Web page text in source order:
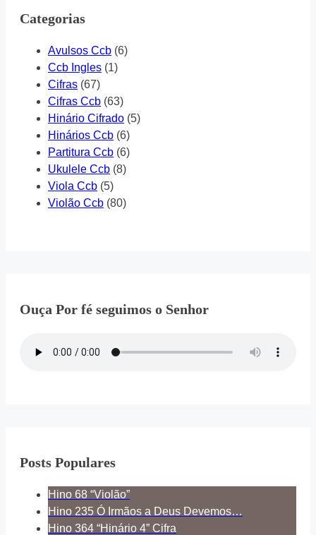
Categorias
Avulsos Ccb (6)
Ccb Ingles (1)
Cifras (67)
Cifras Ccb (63)
Hinário Cifrado (5)
Hinários Ccb (6)
Partitura Ccb (6)
Ukulele Ccb (8)
Viola Ccb (5)
Violão Ccb (80)
Ouça Por fé seguimos o Senhor
Posts Populares
Hino 68 “Violão”
Hino 235 Ó Irmãos a Deus Devemos…
Hino 364 “Hinário 4” Cifra